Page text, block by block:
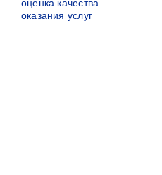
оценка качества
оказания услуг